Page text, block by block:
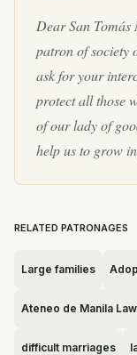
Dear San Tomás
patron of society
ask for your
protect all those
of our lady of
help us to grow
RELATED PATRONAGES
Large families
Ateneo de Manila
difficult marriages